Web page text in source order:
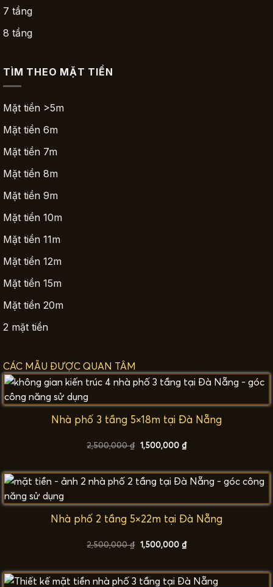
7 tầng
8 tầng
TÌM THEO MẶT TIỀN
Mặt tiền >5m
Mặt tiền 6m
Mặt tiền 7m
Mặt tiền 8m
Mặt tiền 9m
Mặt tiền 10m
Mặt tiền 11m
Mặt tiền 12m
Mặt tiền 15m
Mặt tiền 20m
2 mặt tiền
CÁC MẪU ĐƯỢC QUAN TÂM
Nhà phố 3 tầng 5×18m tại Đà Nẵng
2,500,000₫ Giá
gốc
1,500,000 ₫Giá
hiện
1,500,000 ₫.
Nhà phố 2 tầng 5×22m tại Đà Nẵng
2,500,000₫ Giá
gốc
1,500,000 ₫Giá
hiện
1,500,000 ₫.